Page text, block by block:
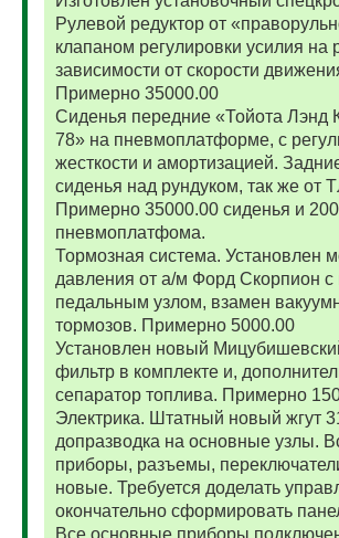
Рулевой редуктор от
клапаном регулировки усилия на
зависимости от скорости
Примерно 35000.00
Сиденья передние «Тойота Лэнд
78» на пневмоплатформе, с
жесткости и амортизацией.
сиденья над рундуком, так же от
Примерно 35000.00 сиденья и
пневмоплатфома.
Тормозная система. Установлен
давления от а/м Форд Скорпион
педальным узлом, взамен
тормозов. Примерно 5000.00
Установлен новый
фильтр в комплекте и,
сепаратор топлива. Примерно
Электрика. Штатный новый жгут
допразводка на основные узлы.
приборы, разъемы,
новые. Требуется доделать
окончательно сформировать